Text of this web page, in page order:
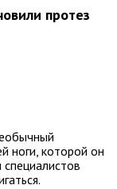
протез
ноги, которой он